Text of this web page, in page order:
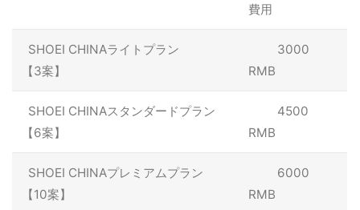
費用
SHOEI CHINAライトプラン
【3案】
3000
RMB
SHOEI CHINAスタンダードプラン
【6案】
4500
RMB
SHOEI CHINAプレミアムプラン
【10案】
6000
RMB